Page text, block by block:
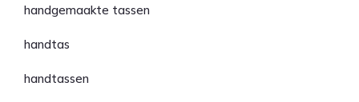
handgemaakte tassen
handtas
handtassen